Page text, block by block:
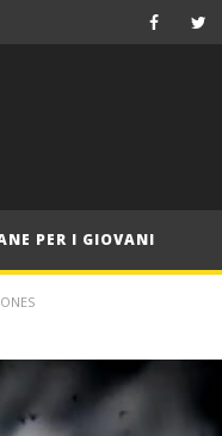
PER I GIOVANI